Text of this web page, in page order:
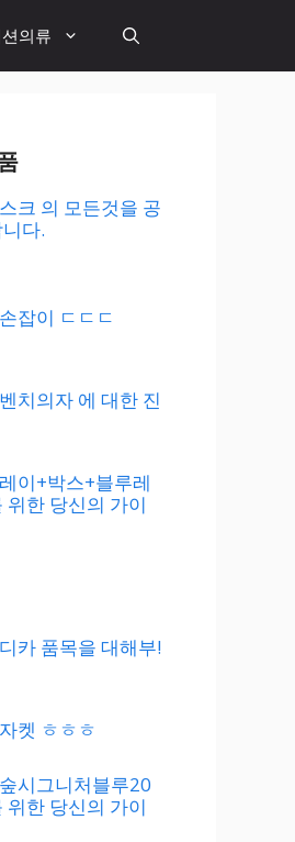
의류
크 의 모든것을 공
다.
잡이 ㄷㄷㄷ
치의자 에 대한 진
이+박스+블루레
위한 당신의 가이
카 품목을 대해부!
켓 ㅎㅎㅎ
시그니처블루20
위한 당신의 가이